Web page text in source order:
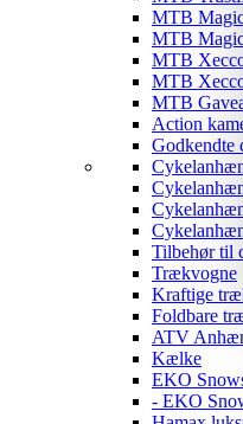
MTB
MTB
MTB
MTB
MTB
Action
Godkendte
Tilbehør til
Trækvogne
Kraftige
Foldbare
ATV
Kælke
EKO
- EKO